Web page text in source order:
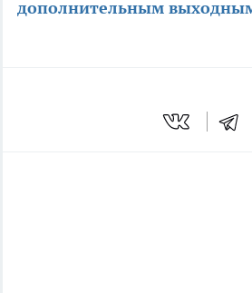
дополнительным